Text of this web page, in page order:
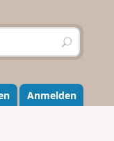
S
u
h
e
n
Anmelden